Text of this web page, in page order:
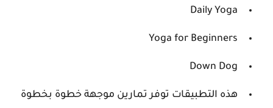
Daily Yoga
Yoga for Beginners
Down Dog
هذه التطبيقات توفر تمارين موجهة خطوة بخطوة